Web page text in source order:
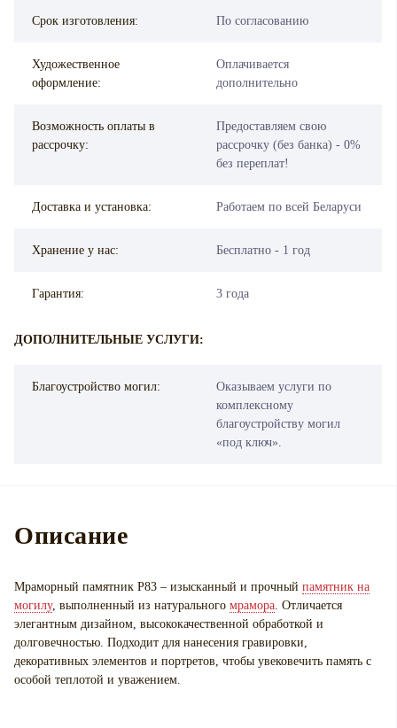
Срок изготовления: По согласованию
Художественное
оформление:
Оплачивается
дополнительно
Возможность оплаты в
рассрочку:
Предоставляем свою
рассрочку (без банка) - 0%
без переплат!
Доставка и установка: Работаем по всей Беларуси
Хранение у нас: Бесплатно - 1 год
Гарантия: 3 года
ДОПОЛНИТЕЛЬНЫЕ УСЛУГИ:
Благоустройство могил:
Оказываем услуги по
комплексному
благоустройству могил
«под ключ».
Описание
Мраморный памятник P83 – изысканный и прочный памятник на
могилу, выполненный из натурального мрамора. Отличается
элегантным дизайном, высококачественной обработкой и
долговечностью. Подходит для нанесения гравировки,
декоративных элементов и портретов, чтобы увековечить память с
особой теплотой и уважением.